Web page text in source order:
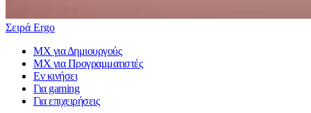
Σειρά Ergo
MX για Δημιουργούς
MX για Προγραμματιστές
Εν κινήσει
Για gaming
Για επιχειρήσεις